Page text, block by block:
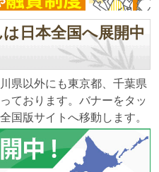
日本全国へ展開中
県以外にも東京都、千葉県
ております。バナーをタッ
国版サイトへ移動します。